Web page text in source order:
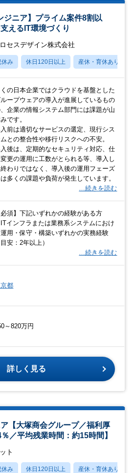
ジニア】プライム案件8割以
えるIT環境づくり
セスデザイン株式会社
休み 休日120日以上 産休・育休あり
の日本企業ではクラウドを基盤とした
ープウェアの導入が進展しているもの
企業の情報システム部門には課題が山
です。
前は適切なサービスの選定、現行シス
との整合性や移行リスクへの不安。
後は、定期的なセキュリティ対応、仕
更の運用に工数がとられる等、導入し
わりではなく、導入後の運用フェーズ
多くの課題や負荷が発生しています。
…続きを読む
必須】下記いずれかの経験がある方
ITインフラまたは業務系システムにおけ
用・保守・構築いずれかの実務経験
目安：2年以上）
…続きを読む
都
～820万円
詳しく見る
【大塚商会グループ／福利厚
／平均残業時間：約15時間】
ト
休み 休日120日以上 産休・育休あり